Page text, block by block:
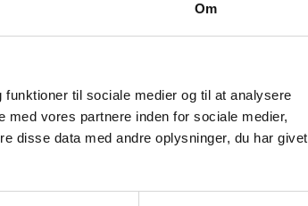
Om
til sociale medier og til at analysere
vores partnere inden for sociale medier,
disse data med andre oplysninger, du har givet